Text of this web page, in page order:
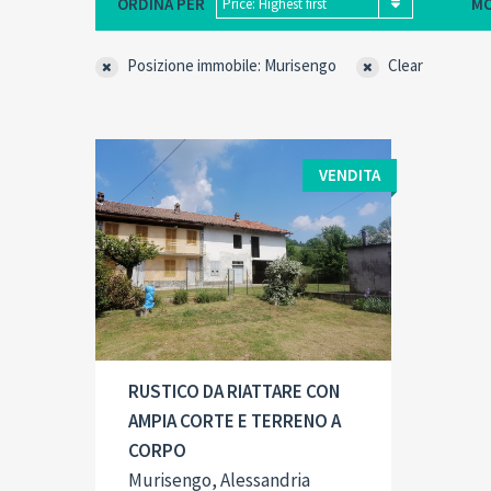
Posizione immobile: Murisengo Clear
Contract type:
Vendita
Built-Up:
193 M2
VENDITA
RUSTICO DA RIATTARE CON
AMPIA CORTE E TERRENO A
CORPO
Murisengo, Alessandria